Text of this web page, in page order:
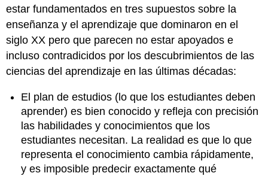
estar fundamentados en tres supuestos sobre la
enseñanza y el aprendizaje que dominaron en el
siglo XX pero que parecen no estar apoyados e
incluso contradicidos por los descubrimientos de las
ciencias del aprendizaje en las últimas décadas:
El plan de estudios (lo que los estudiantes deben
aprender) es bien conocido y refleja con precisión
las habilidades y conocimientos que los
estudiantes necesitan. La realidad es que lo que
representa el conocimiento cambia rápidamente,
y es imposible predecir exactamente qué